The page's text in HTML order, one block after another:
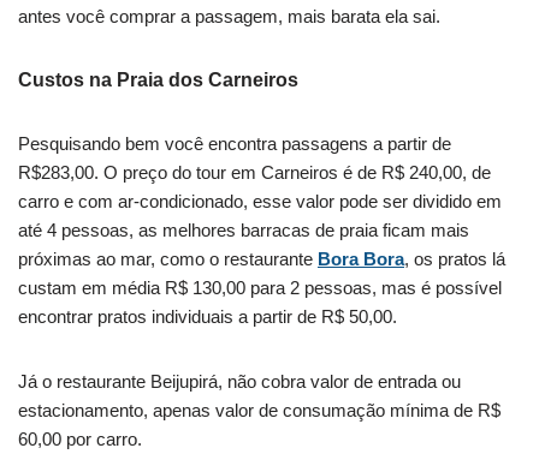
antes você comprar a passagem, mais barata ela sai.
Custos na Praia dos Carneiros
Pesquisando bem você encontra passagens a partir de
R$283,00. O preço do tour em Carneiros é de R$ 240,00, de
carro e com ar-condicionado, esse valor pode ser dividido em
até 4 pessoas, as melhores barracas de praia ficam mais
próximas ao mar, como o restaurante Bora Bora, os pratos lá
custam em média R$ 130,00 para 2 pessoas, mas é possível
encontrar pratos individuais a partir de R$ 50,00.
Já o restaurante Beijupirá, não cobra valor de entrada ou
estacionamento, apenas valor de consumação mínima de R$
60,00 por carro.